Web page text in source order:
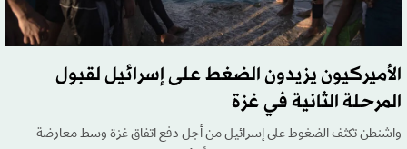
الأميركيون يزيدون الضغط على إسرائيل لقبول
المرحلة الثانية في غزة
واشنطن تكثف الضغوط على إسرائيل من أجل دفع اتفاق غزة وسط معارضة